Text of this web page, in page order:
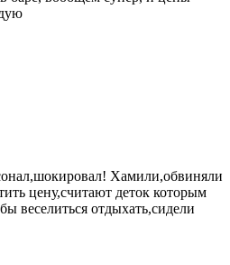
Хамили,обвиняли
цену,считают деток которым
веселиться отдыхать,сидели